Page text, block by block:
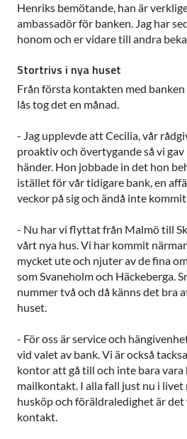
Henriks bemötande, han är
ambassadör för banken. Jag har
honom och er vidare till andra
Stortrivs i nya huset
Från första kontakten med
lås tog det en månad.
- Jag upplevde att Cecilia, vår
proaktiv och övertygande så vi
händer. Hon jobbade in det hon
istället för vår tidigare bank, en
veckor på sig och ändå inte
- Nu har vi flyttat från Malmö till
vårt nya hus. Vi har kommit
mycket ute och njuter av de fina
som Svaneholm och Häckeberga.
nummer två och då känns det bra
huset.
- För oss är service och
vid valet av bank. Vi är också
kontor att gå till och inte bara vara
mailkontakt. I alla fall just nu i livet
husköp och föräldraledighet är
kontakt.